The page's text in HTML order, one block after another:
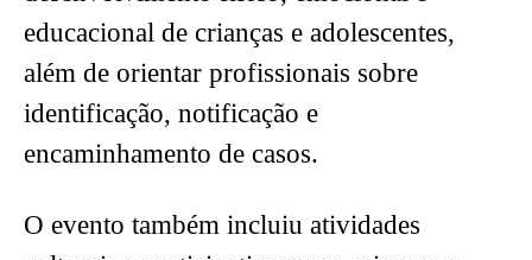
educacional de crianças e adolescentes,
além de orientar profissionais sobre
identificação, notificação e
encaminhamento de casos.
O evento também incluiu atividades